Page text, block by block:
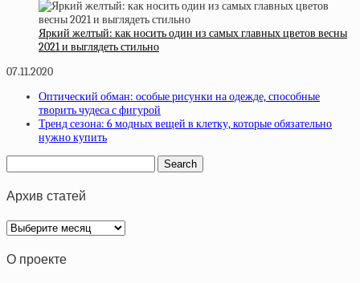
Яркий желтый: как носить один из самых главных цветов весны
2021 и выглядеть стильно
07.11.2020
Оптический обман: особые рисунки на одежде, способные
творить чудеса с фигурой
Тренд сезона: 6 модных вещей в клетку, которые обязательно
нужно купить
Архив статей
Архив
статей
О проекте